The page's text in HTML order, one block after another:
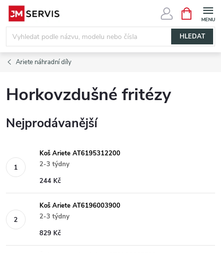
Přejít
obsah
HLEDAT
NÁKUPNÍ
KOŠÍK
Ariete náhradní díly
Horkovzdušné fritézy
Nejprodávanější
Koš Ariete AT6195312200
2-3 týdny
244 Kč
Koš Ariete AT6196003900
2-3 týdny
829 Kč